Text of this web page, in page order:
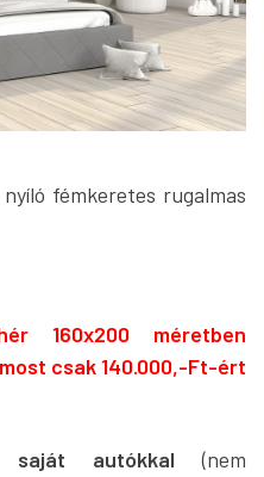
fémkeretes rugalmas
160x200 méretben
csak 140.000,-Ft-ért
saját autókkal (nem